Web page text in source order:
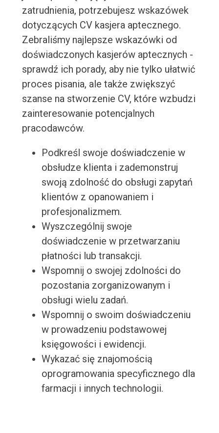
zatrudnienia, potrzebujesz wskazówek
dotyczących CV kasjera aptecznego.
Zebraliśmy najlepsze wskazówki od
doświadczonych kasjerów aptecznych -
sprawdź ich porady, aby nie tylko ułatwić
proces pisania, ale także zwiększyć
szanse na stworzenie CV, które wzbudzi
zainteresowanie potencjalnych
pracodawców.
Podkreśl swoje doświadczenie w
obsłudze klienta i zademonstruj
swoją zdolność do obsługi zapytań
klientów z opanowaniem i
profesjonalizmem.
Wyszczególnij swoje
doświadczenie w przetwarzaniu
płatności lub transakcji.
Wspomnij o swojej zdolności do
pozostania zorganizowanym i
obsługi wielu zadań.
Wspomnij o swoim doświadczeniu
w prowadzeniu podstawowej
księgowości i ewidencji.
Wykazać się znajomością
oprogramowania specyficznego dla
farmacji i innych technologii.